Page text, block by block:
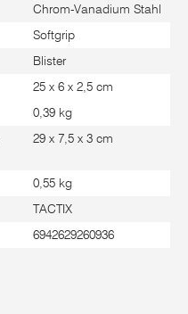
Chrom-Vanadium Stahl
Softgrip
Blister
25 x 6 x 2,5 cm
0,39 kg
29 x 7,5 x 3 cm
0,55 kg
TACTIX
6942629260936